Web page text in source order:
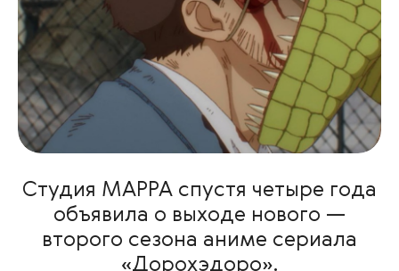
Студия МАРРА спустя четыре года
объявила о выходе нового —
второго сезона аниме сериала
«Дорохэдоро».